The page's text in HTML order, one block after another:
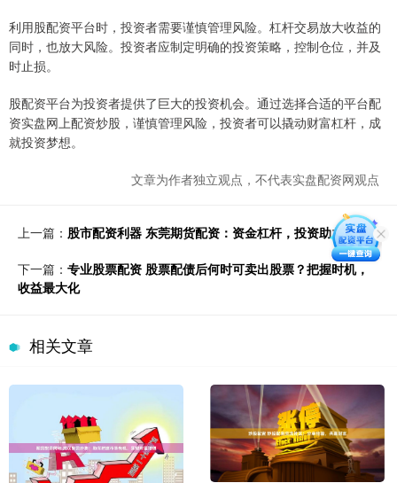
利用股配资平台时，投资者需要谨慎管理风险。杠杆交易放大收益的
同时，也放大风险。投资者应制定明确的投资策略，控制仓位，并及
时止损。
股配资平台为投资者提供了巨大的投资机会。通过选择合适的平台配
资实盘网上配资炒股，谨慎管理风险，投资者可以撬动财富杠杆，成
就投资梦想。
文章为作者独立观点，不代表实盘配资网观点
上一篇： 股市配资利器 东莞期货配资：资金杠杆，投资助力
下一篇： 专业股票配资 股票配债后何时可卖出股票？把握时机，
收益最大化
相关文章